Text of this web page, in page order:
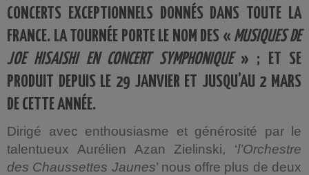
CONCERTS EXCEPTIONNELS DONNÉS DANS TOUTE LA
FRANCE. LA TOURNÉE PORTE LE NOM DES « MUSIQUES DE
JOE HISAISHI EN CONCERT SYMPHONIQUE» ; ET SE
PRODUIT DEPUIS LE 29 JANVIER ET JUSQU’AU 2 MARS
DE CETTE ANNÉE.
Dirigé avec enthousiasme et générosité par le
talentueux Aurélien Azan Zielinski, ‘l’Orchestre
des Chaussettes Jaunes’ nous offre plus de deux